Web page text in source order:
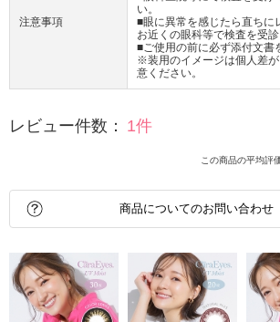
注意事項
い。
■眼に異常を感じたら直ちに
お近くの眼科等で検査を受診
■ご使用の前に必ず添付文書
※装用のイメージは個人差
意ください。
レビュー件数： 1件
この商品の平均評
商品についてのお問い合わせ